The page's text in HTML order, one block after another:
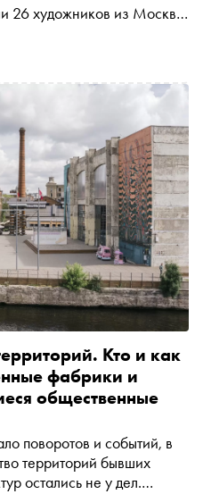
26 художников из Москвы,
других городов
Кто и как
фабрики и
общественные
поворотов и событий, в
территорий бывших
остались не у дел.